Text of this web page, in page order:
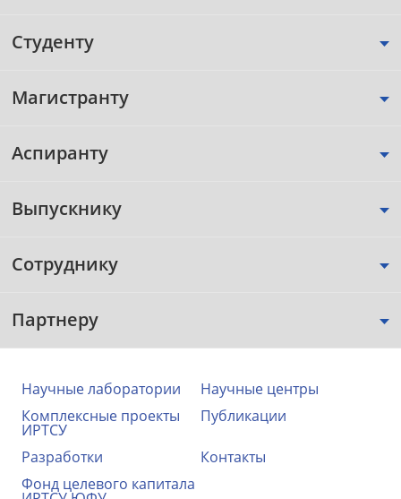
Студенту
Магистранту
Аспиранту
Выпускнику
Сотруднику
Партнеру
Научные лаборатории
Научные центры
Комплексные проекты
ИРТСУ
Публикации
Разработки
Контакты
Фонд целевого капитала